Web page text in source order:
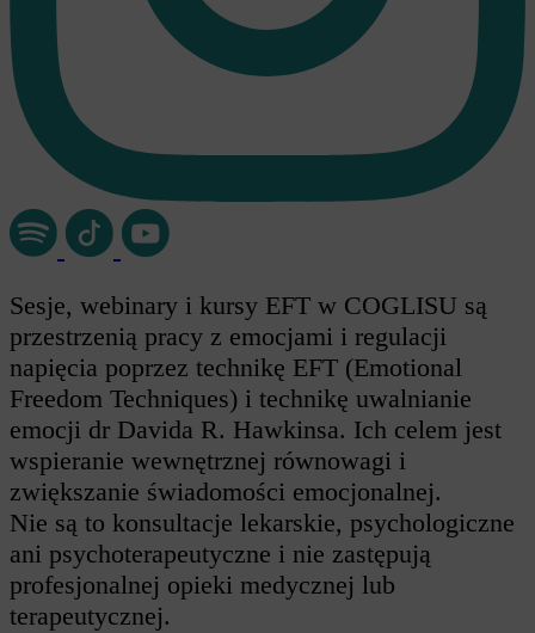
Sesje, webinary i kursy EFT w COGLISU są
przestrzenią pracy z emocjami i regulacji
napięcia poprzez technikę EFT (Emotional
Freedom Techniques) i technikę uwalnianie
emocji dr Davida R. Hawkinsa. Ich celem jest
wspieranie wewnętrznej równowagi i
zwiększanie świadomości emocjonalnej.
Nie są to konsultacje lekarskie, psychologiczne
ani psychoterapeutyczne i nie zastępują
profesjonalnej opieki medycznej lub
terapeutycznej.